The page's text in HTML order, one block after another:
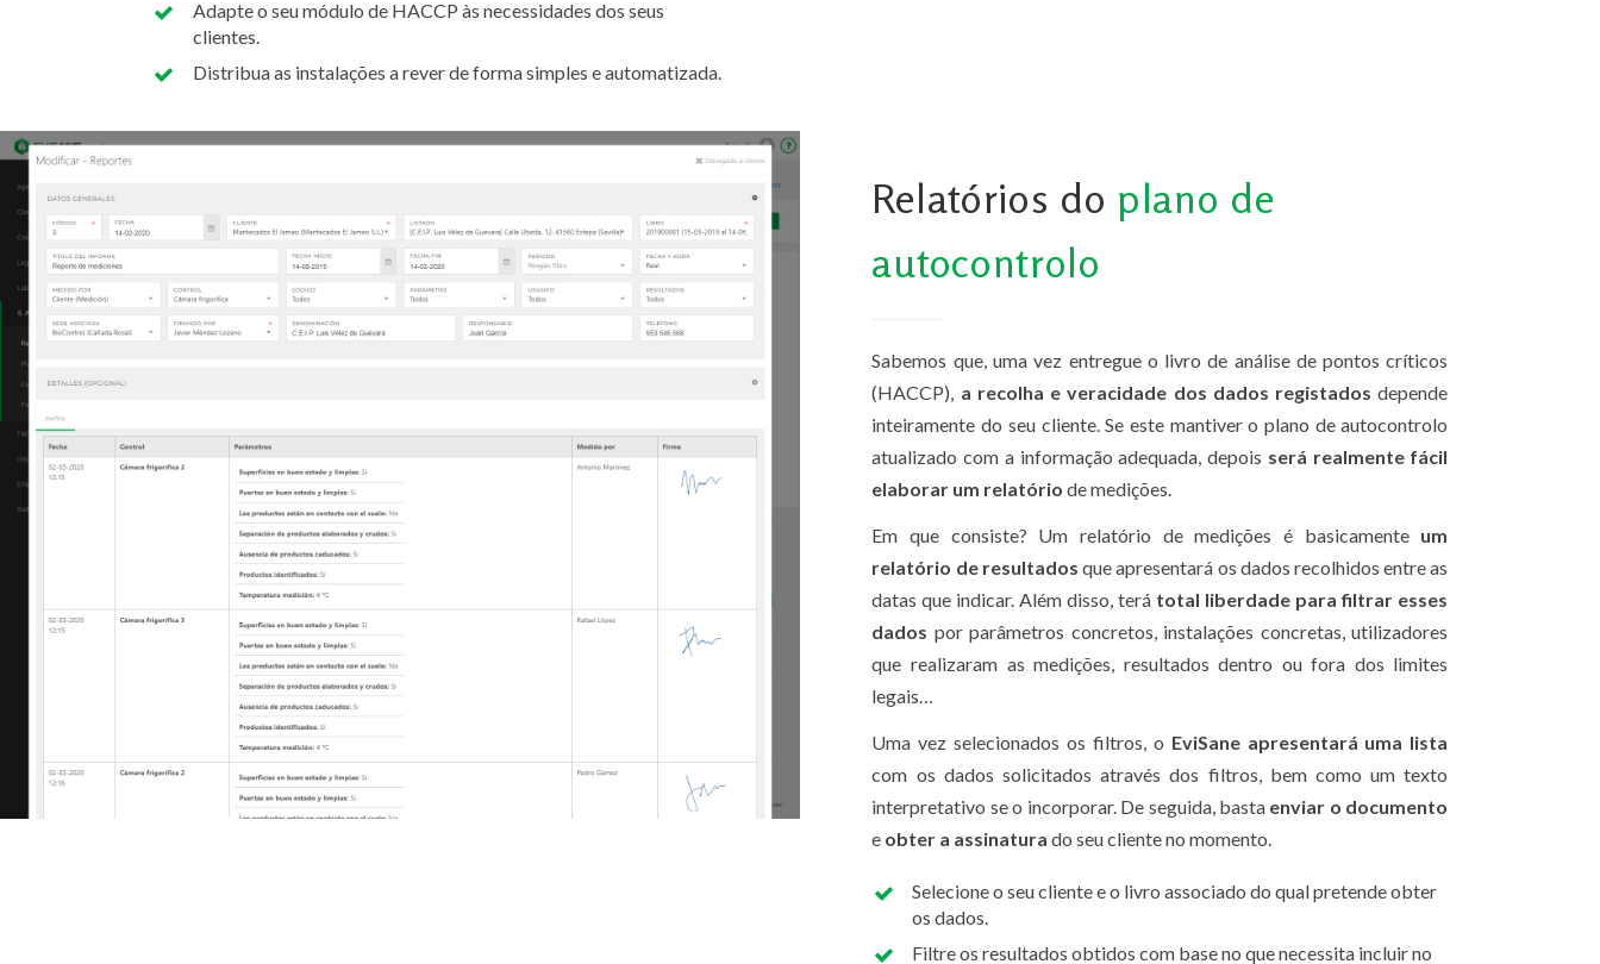
Adapte o seu módulo de HACCP às necessidades dos seus
clientes.
Distribua as instalações a rever de forma simples e automatizada.
Relatórios do plano de
autocontrolo
Sabemos que, uma vez entregue o livro de análise de pontos críticos
(HACCP), a recolha e veracidade dos dados registados depende
inteiramente do seu cliente. Se este mantiver o plano de autocontrolo
atualizado com a informação adequada, depois será realmente fácil
elaborar um relatório de medições.
Em que consiste? Um relatório de medições é basicamente um
relatório de resultados que apresentará os dados recolhidos entre as
datas que indicar. Além disso, terá total liberdade para filtrar esses
dados por parâmetros concretos, instalações concretas, utilizadores
que realizaram as medições, resultados dentro ou fora dos limites
legais…
Uma vez selecionados os filtros, o EviSane apresentará uma lista
com os dados solicitados através dos filtros, bem como um texto
interpretativo se o incorporar. De seguida, basta enviar o documento
e obter a assinatura do seu cliente no momento.
Selecione o seu cliente e o livro associado do qual pretende obter
os dados.
Filtre os resultados obtidos com base no que necessita incluir no